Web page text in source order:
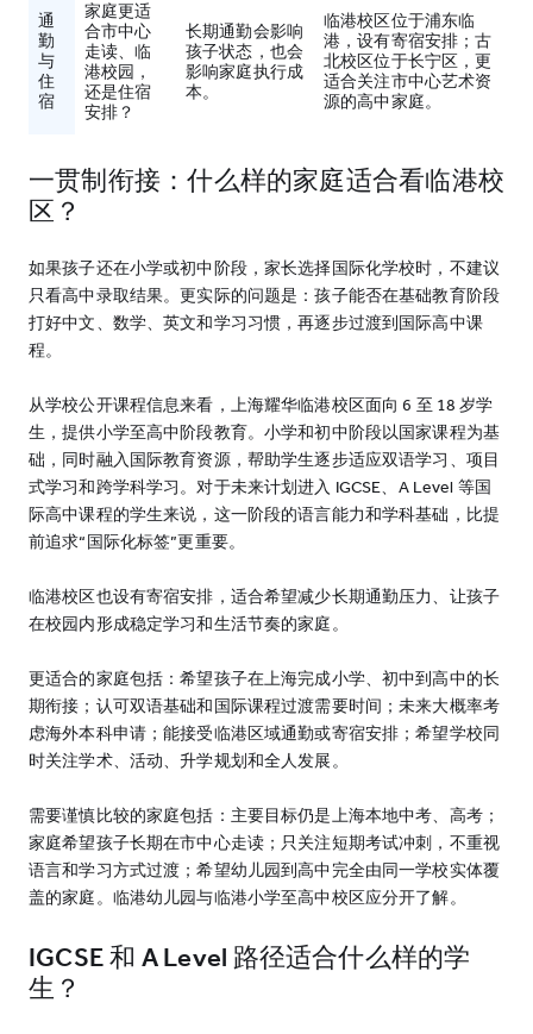
通
勤
与
住
宿
家庭更适
合市中心
走读、临
港校园，
还是住宿
安排？
长期通勤会影响
孩子状态，也会
影响家庭执行成
本。
临港校区位于浦东临
港，设有寄宿安排；古
北校区位于长宁区，更
适合关注市中心艺术资
源的高中家庭。
一贯制衔接：什么样的家庭适合看临港校
区？
如果孩子还在小学或初中阶段，家长选择国际化学校时，不建议
只看高中录取结果。更实际的问题是：孩子能否在基础教育阶段
打好中文、数学、英文和学习习惯，再逐步过渡到国际高中课
程。
从学校公开课程信息来看，上海耀华临港校区面向 6 至 18 岁学
生，提供小学至高中阶段教育。小学和初中阶段以国家课程为基
础，同时融入国际教育资源，帮助学生逐步适应双语学习、项目
式学习和跨学科学习。对于未来计划进入 IGCSE、A Level 等国
际高中课程的学生来说，这一阶段的语言能力和学科基础，比提
前追求“国际化标签”更重要。
临港校区也设有寄宿安排，适合希望减少长期通勤压力、让孩子
在校园内形成稳定学习和生活节奏的家庭。
更适合的家庭包括：希望孩子在上海完成小学、初中到高中的长
期衔接；认可双语基础和国际课程过渡需要时间；未来大概率考
虑海外本科申请；能接受临港区域通勤或寄宿安排；希望学校同
时关注学术、活动、升学规划和全人发展。
需要谨慎比较的家庭包括：主要目标仍是上海本地中考、高考；
家庭希望孩子长期在市中心走读；只关注短期考试冲刺，不重视
语言和学习方式过渡；希望幼儿园到高中完全由同一学校实体覆
盖的家庭。临港幼儿园与临港小学至高中校区应分开了解。
IGCSE 和 A Level 路径适合什么样的学
生？